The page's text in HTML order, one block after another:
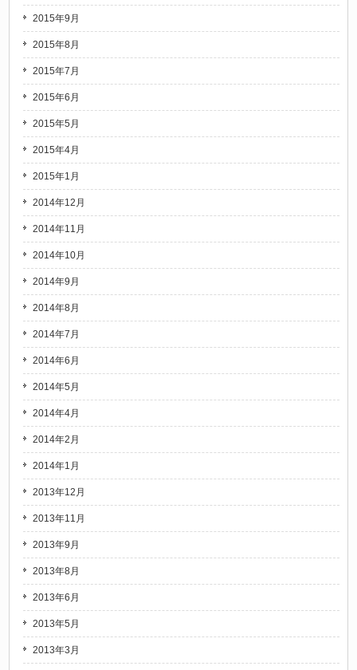
2015年9月
2015年8月
2015年7月
2015年6月
2015年5月
2015年4月
2015年1月
2014年12月
2014年11月
2014年10月
2014年9月
2014年8月
2014年7月
2014年6月
2014年5月
2014年4月
2014年2月
2014年1月
2013年12月
2013年11月
2013年9月
2013年8月
2013年6月
2013年5月
2013年3月